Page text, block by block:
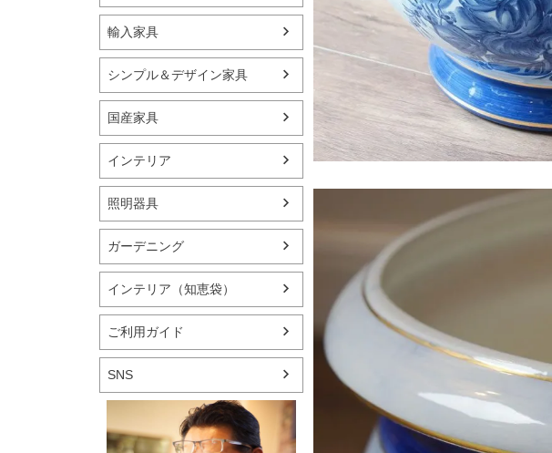
輸入家具
シンプル＆デザイン家具
国産家具
インテリア
照明器具
ガーデニング
インテリア（知恵袋）
ご利用ガイド
SNS